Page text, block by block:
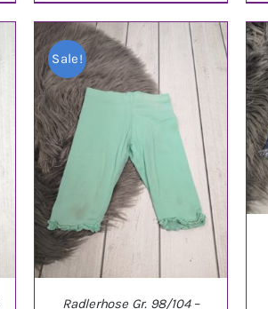
IN DEN WARENKORB
/
DETAILS
Sale!
Radlerhose Gr. 98/104 –